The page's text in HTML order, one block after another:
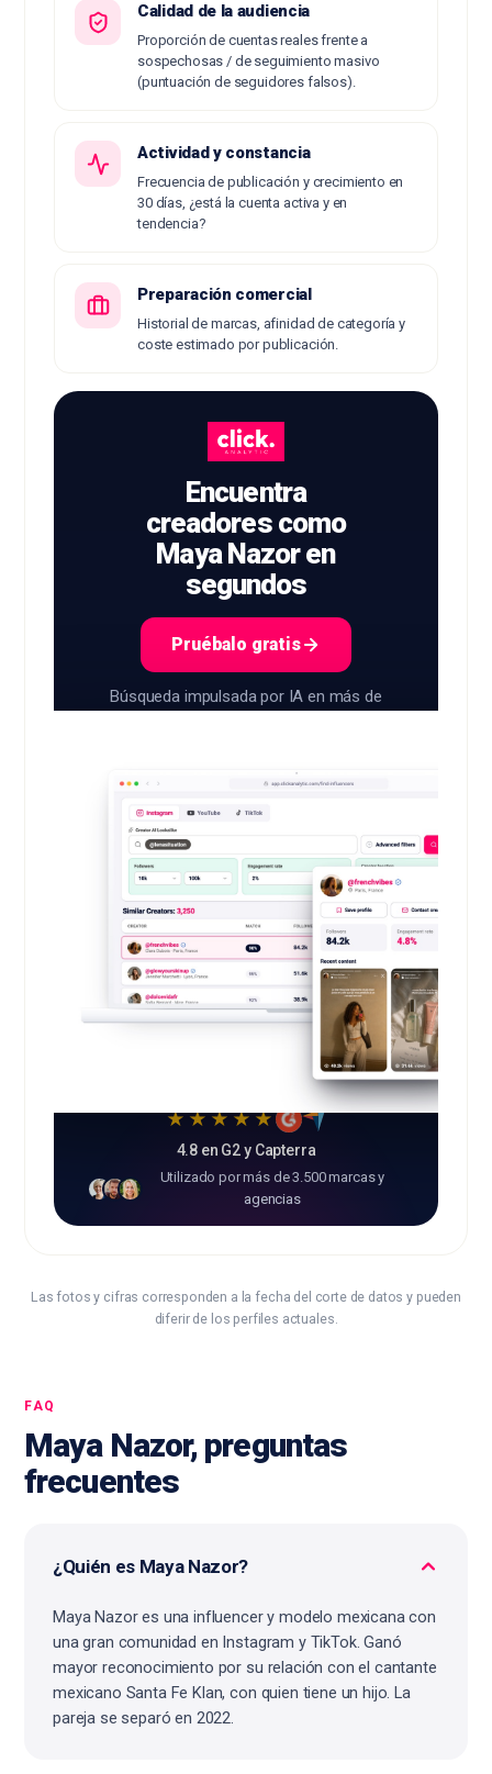
Calidad de la audiencia
Proporción de cuentas reales frente a
sospechosas / de seguimiento masivo
(puntuación de seguidores falsos).
Actividad y constancia
Frecuencia de publicación y crecimiento en
30 días, ¿está la cuenta activa y en
tendencia?
Preparación comercial
Historial de marcas, afinidad de categoría y
coste estimado por publicación.
Encuentra
creadores como
Maya Nazor en
segundos
Pruébalo gratis
Búsqueda impulsada por IA en más de
★★★★★
4.8 en G2 y Capterra
Utilizado por más de 3.500 marcas y
agencias
Las fotos y cifras corresponden a la fecha del corte de datos y pueden
diferir de los perfiles actuales.
FAQ
Maya Nazor, preguntas
frecuentes
¿Quién es Maya Nazor?
Maya Nazor es una influencer y modelo mexicana con
una gran comunidad en Instagram y TikTok. Ganó
mayor reconocimiento por su relación con el cantante
mexicano Santa Fe Klan, con quien tiene un hijo. La
pareja se separó en 2022.